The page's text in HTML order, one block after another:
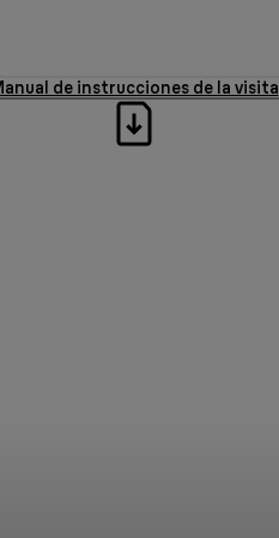
de instrucciones de la visita